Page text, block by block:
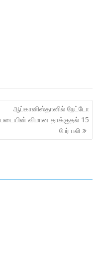
ஆப்கானிஸ்தானில் நேட்டோ
படையின் விமான தாக்குதல் 15
பேர் பலி